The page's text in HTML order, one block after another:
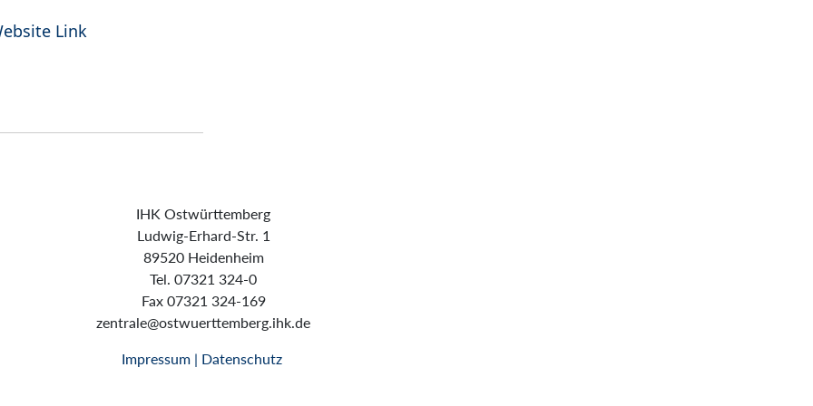
Link
IHK Ostwürttemberg
Ludwig-Erhard-Str. 1
89520 Heidenheim
Tel. 07321 324-0
Fax 07321 324-169
zentrale@ostwuerttemberg.ihk.de
Impressum | Datenschutz